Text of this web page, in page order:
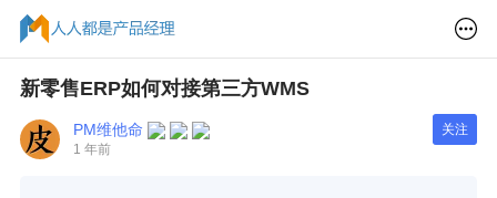
新零售ERP如何对接第三方WMS
PM维他命
1 年前
关注